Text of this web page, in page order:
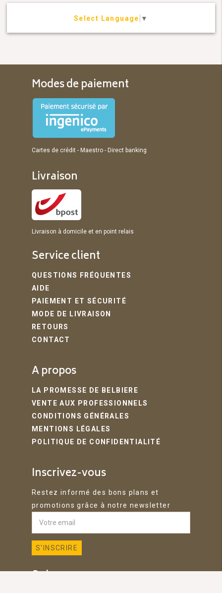
Select Language ▼
Modes de paiement
Cartes de crédit - Maestro - Direct banking
Livraison
Livraison à domicile et en point relais
Service client
QUESTIONS FRÉQUENTES
AIDE
PAIEMENT ET SÉCURITÉ
MODE DE LIVRAISON
RETOURS
CONTACT
A propos
LA PROMESSE DE BELBIERE
VENTE AUX PROFESSIONNELS
CONDITIONS GÉNÉRALES
MENTIONS LÉGALES
POLITIQUE DE CONFIDENTIALITÉ
Inscrivez-vous
Restez informé des bons plans et
promotions grâce à notre newsletter
Suivez-nous